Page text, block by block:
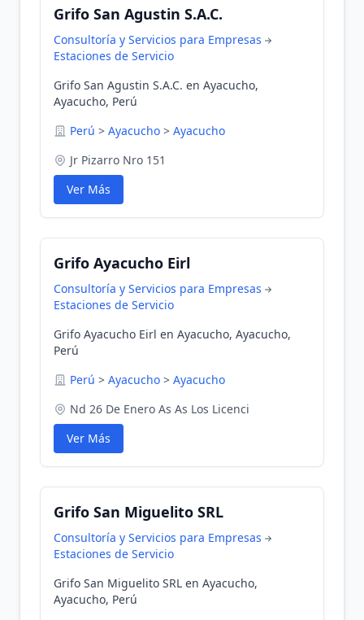
Grifo San Agustin S.A.C.
Consultoría y Servicios para Empresas
Estaciones de Servicio
Grifo San Agustin S.A.C. en Ayacucho,
Ayacucho, Perú
Perú > Ayacucho > Ayacucho
Jr Pizarro Nro 151
Ver Más
Grifo Ayacucho Eirl
Consultoría y Servicios para Empresas
Estaciones de Servicio
Grifo Ayacucho Eirl en Ayacucho, Ayacucho,
Perú
Perú > Ayacucho > Ayacucho
Nd 26 De Enero As As Los Licenci
Ver Más
Grifo San Miguelito SRL
Consultoría y Servicios para Empresas
Estaciones de Servicio
Grifo San Miguelito SRL en Ayacucho,
Ayacucho, Perú